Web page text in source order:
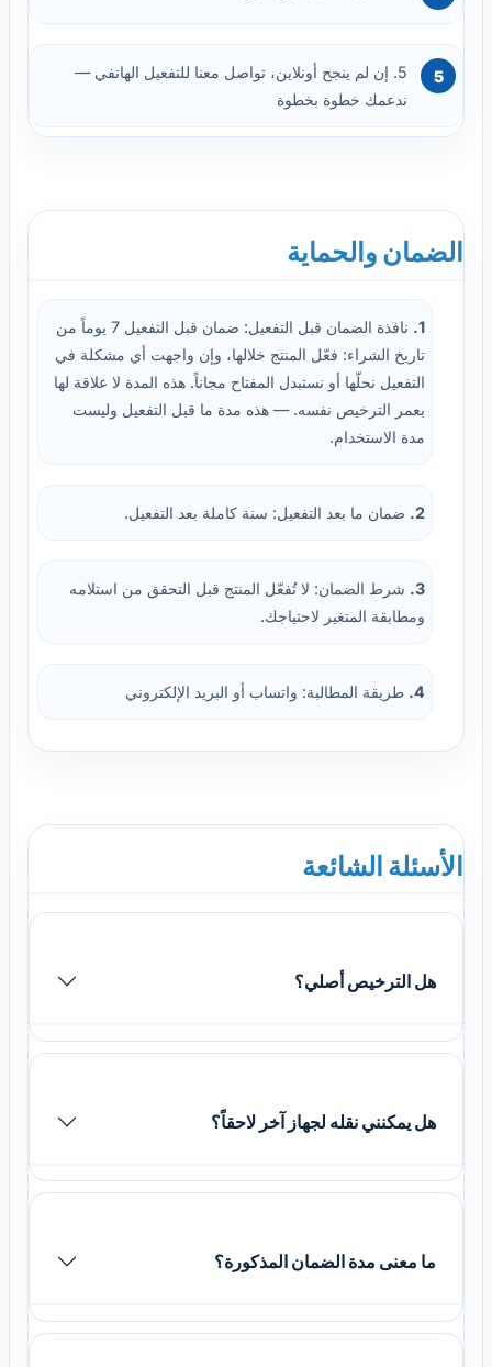
5. إن لم ينجح أونلاين، تواصل معنا للتفعيل الهاتفي —
ندعمك خطوة بخطوة
الضمان والحماية
1.
نافذة الضمان قبل التفعيل: ضمان قبل التفعيل 7 يوماً من
تاريخ الشراء: فعّل المنتج خلالها، وإن واجهت أي مشكلة في
التفعيل نحلّها أو نستبدل المفتاح مجاناً. هذه المدة لا علاقة لها
بعمر الترخيص نفسه. — هذه مدة ما قبل التفعيل وليست
مدة الاستخدام.
2. ضمان ما بعد التفعيل: سنة كاملة بعد التفعيل.
3.
شرط الضمان: لا تُفعّل المنتج قبل التحقق من استلامه
ومطابقة المتغير لاحتياجك.
4. طريقة المطالبة: واتساب أو البريد الإلكتروني
الأسئلة الشائعة
هل الترخيص أصلي؟
هل يمكنني نقله لجهاز آخر لاحقاً؟
ما معنى مدة الضمان المذكورة؟